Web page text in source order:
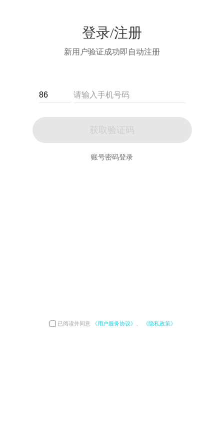
登录/注册
新用户验证成功即自动注册
获取验证码
账号密码登录
已阅读并同意 《用户服务协议》 《隐私政策》